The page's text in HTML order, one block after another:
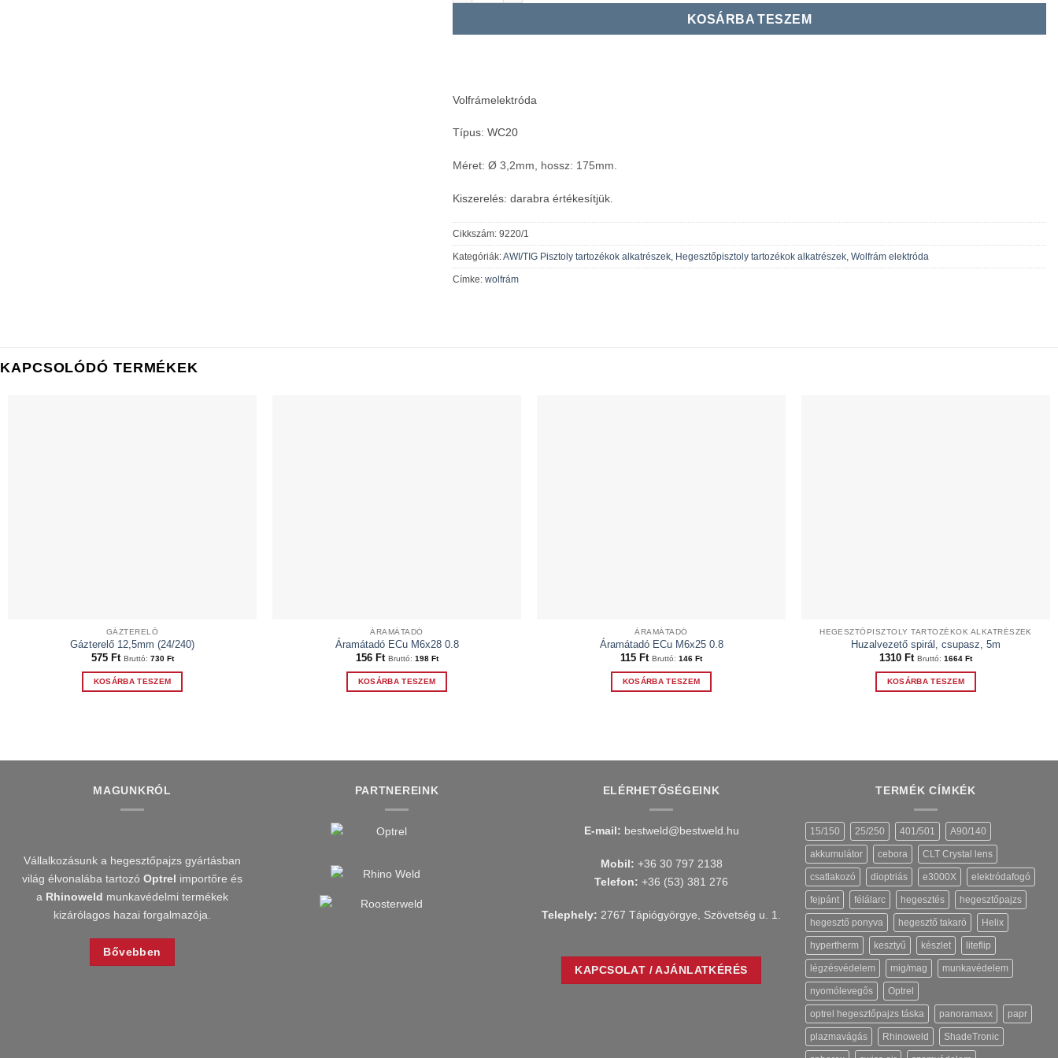
KOSÁRBA TESZEM
Volfrámelektróda
Típus: WC20
Méret: Ø 3,2mm, hossz: 175mm.
Kiszerelés: darabra értékesítjük.
Cikkszám: 9220/1
Kategóriák:AWI/TIG Pisztoly tartozékok alkatrészek, Hegesztőpisztoly tartozékok alkatrészek, Wolfrám elektróda
Címke: wolfrám
KAPCSOLÓDÓ TERMÉKEK
GÁZTERELŐ
Gázterelő 12,5mm (24/240)
575 Ft Bruttó: 730 Ft
KOSÁRBA TESZEM
ÁRAMÁTADÓ
Áramátadó ECu M6x28 0.8
156 Ft Bruttó: 198 Ft
KOSÁRBA TESZEM
ÁRAMÁTADÓ
Áramátadó ECu M6x25 0.8
115 Ft Bruttó: 146 Ft
KOSÁRBA TESZEM
HEGESZTŐPISZTOLY TARTOZÉKOK ALKATRÉSZEK
Huzalvezető spirál, csupasz, 5m
1310 Ft Bruttó: 1664 Ft
KOSÁRBA TESZEM
MAGUNKRÓL
Vállalkozásunk a hegesztőpajzs gyártásban
világ élvonalába tartozó Optrel importőre és
a Rhinoweld munkavédelmi termékek
kizárólagos hazai forgalmazója.
Bővebben
PARTNEREINK ELÉRHETŐSÉGEINK
E-mail: bestweld@bestweld.hu
Mobil: +36 30 797 2138
Telefon: +36 (53) 381 276
Telephely: 2767 Tápiógyörgye, Szövetség u. 1.
KAPCSOLAT / AJÁNLATKÉRÉS
TERMÉK CÍMKÉK
15/150 25/250 401/501 A90/140
akkumulátor cebora CLT Crystal lens
csatlakozó dioptriás e3000X elektródafogó
fejpánt félálarc hegesztés hegesztőpajzs
hegesztő ponyva hegesztő takaró Helix
hypertherm kesztyű készlet liteflip
légzésvédelem mig/mag munkavédelem
nyomólevegős Optrel
optrel hegesztőpajzs táska panoramaxx papr
plazmavágás Rhinoweld ShadeTronic